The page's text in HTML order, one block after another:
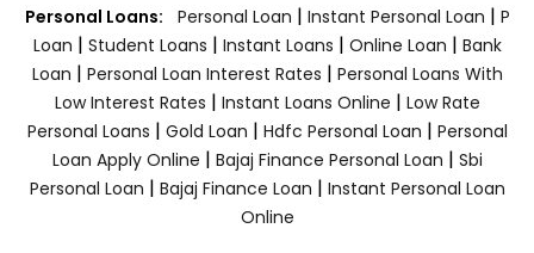
Personal Loans: Personal Loan | Instant Personal Loan | P
Loan | Student Loans | Instant Loans | Online Loan | Bank
Loan | Personal Loan Interest Rates | Personal Loans With
Low Interest Rates | Instant Loans Online | Low Rate
Personal Loans | Gold Loan | Hdfc Personal Loan | Personal
Loan Apply Online | Bajaj Finance Personal Loan | Sbi
Personal Loan | Bajaj Finance Loan | Instant Personal Loan
Online